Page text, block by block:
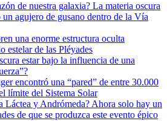
de nuestra galaxia? La materia oscura
un agujero de gusano dentro de la Vía
una enorme estructura oculta
estelar de las Pléyades
estar bajo la influencia de una
encontró una “pared” de entre 30.000
límite del Sistema Solar
Láctea y Andrómeda? Ahora solo hay un
de que se produzca este evento épico